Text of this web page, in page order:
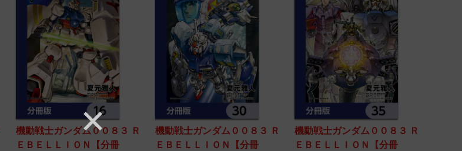
機動戦士ガンダム００８３ Ｒ
ＥＢＥＬＬＩＯＮ【分冊
機動戦士ガンダム００８３ Ｒ
ＥＢＥＬＬＩＯＮ【分冊
機動戦士ガンダム００８３ Ｒ
ＥＢＥＬＬＩＯＮ【分冊